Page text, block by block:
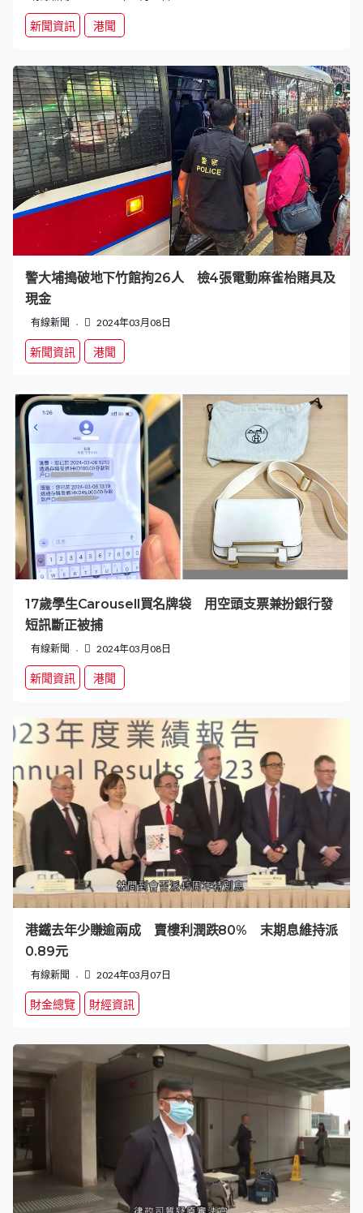
新聞資訊 港聞
警大埔搗破地下竹館拘26人 檢4張電動麻雀枱賭具及
現金
有線新聞 2024年03月08日
新聞資訊 港聞
17歲學生Carousell買名牌袋 用空頭支票兼扮銀行發
短訊斷正被捕
有線新聞 2024年03月08日
新聞資訊 港聞
港鐵去年少賺逾兩成 賣樓利潤跌80% 末期息維持派
0.89元
有線新聞 2024年03月07日
財金總覽 財經資訊